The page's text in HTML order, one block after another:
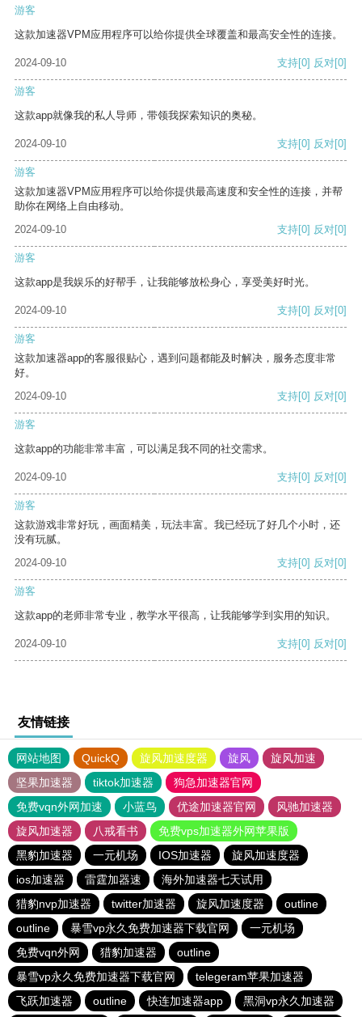
游客
这款加速器VPM应用程序可以给你提供全球覆盖和最高安全性的连接。
2024-09-10 支持[0] 反对[0]
游客
这款app就像我的私人导师，带领我探索知识的奥秘。
2024-09-10 支持[0] 反对[0]
游客
这款加速器VPM应用程序可以给你提供最高速度和安全性的连接，并帮
助你在网络上自由移动。
2024-09-10
支持[0] 反对[0]
游客
这款app是我娱乐的好帮手，让我能够放松身心，享受美好时光。
2024-09-10 支持[0] 反对[0]
游客
这款加速器app的客服很贴心，遇到问题都能及时解决，服务态度非常
好。
2024-09-10
支持[0] 反对[0]
游客
这款app的功能非常丰富，可以满足我不同的社交需求。
2024-09-10 支持[0] 反对[0]
游客
这款游戏非常好玩，画面精美，玩法丰富。我已经玩了好几个小时，还
没有玩腻。
2024-09-10
支持[0] 反对[0]
游客
这款app的老师非常专业，教学水平很高，让我能够学到实用的知识。
2024-09-10 支持[0] 反对[0]
友情链接
网站地图 QuickQ 旋风加速度器 旋风
旋风加速
坚果加速器
tiktok加速器
狗急加速器官网
免费vqn外网加速
小蓝鸟 优途加速器官网
风驰加速器
旋风加速器
八戒看书
免费vps加速器外网苹果版
黑豹加速器
一元机场 IOS加速器
旋风加速度器
ios加速器
雷霆加器速
海外加速器七天试用
猎豹nvp加速器
twitter加速器 旋风加速度器
outline
outline
暴雪vp永久免费加速器下载官网
一元机场
免费vqn外网
猎豹加速器
outline
暴雪vp永久免费加速器下载官网
telegeram苹果加速器
飞跃加速器
outline 快连加速器app 黑洞vp永久加速器